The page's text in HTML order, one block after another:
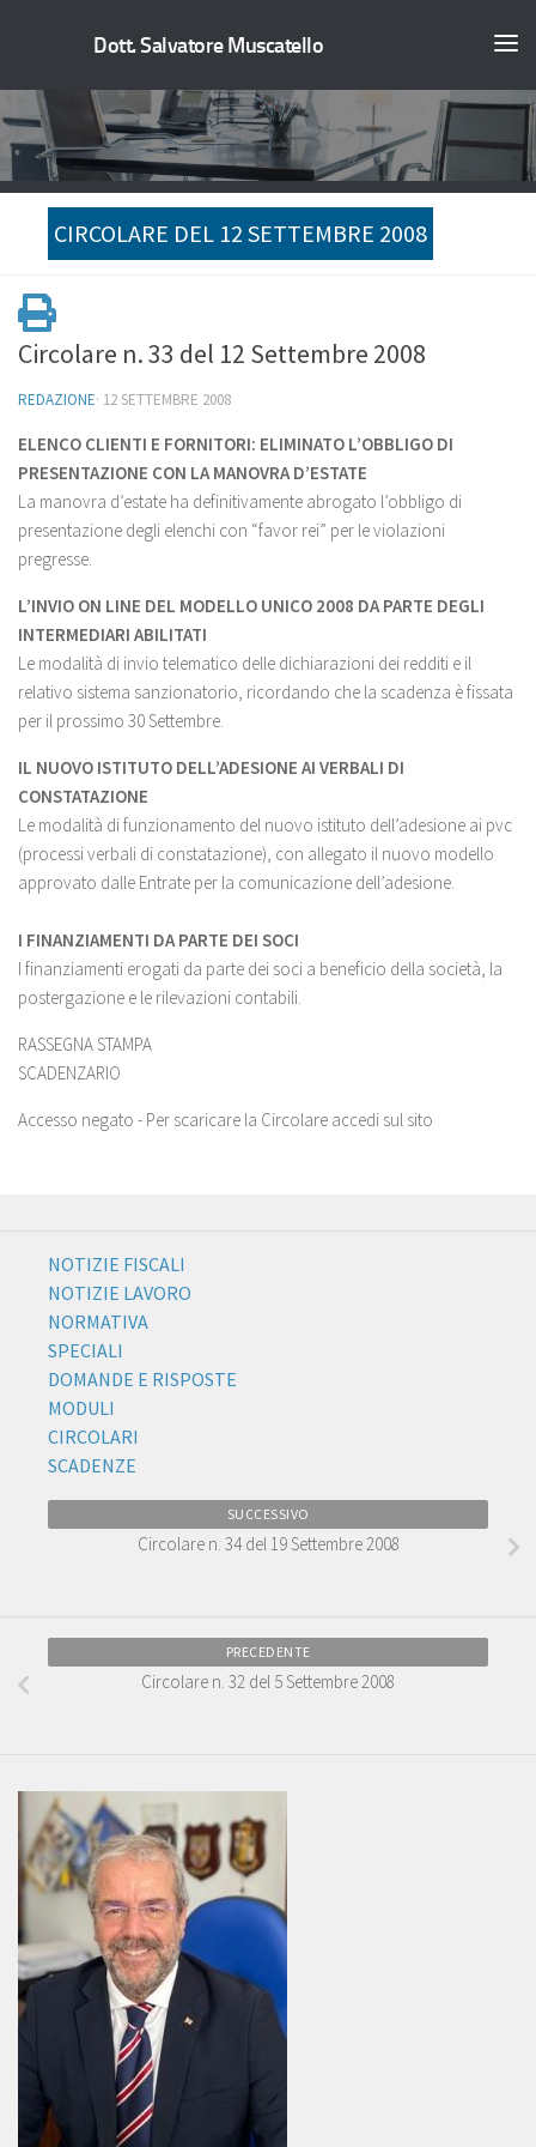
Dott. Salvatore Muscatello
CIRCOLARE DEL 12 SETTEMBRE 2008
Circolare n. 33 del 12 Settembre 2008
REDAZIONE· 12 SETTEMBRE 2008
ELENCO CLIENTI E FORNITORI: ELIMINATO L’OBBLIGO DI
PRESENTAZIONE CON LA MANOVRA D’ESTATE
La manovra d’estate ha definitivamente abrogato l’obbligo di
presentazione degli elenchi con “favor rei” per le violazioni
pregresse.
L’INVIO ON LINE DEL MODELLO UNICO 2008 DA PARTE DEGLI
INTERMEDIARI ABILITATI
Le modalità di invio telematico delle dichiarazioni dei redditi e il
relativo sistema sanzionatorio, ricordando che la scadenza è fissata
per il prossimo 30 Settembre.
IL NUOVO ISTITUTO DELL’ADESIONE AI VERBALI DI
CONSTATAZIONE
Le modalità di funzionamento del nuovo istituto dell’adesione ai pvc
(processi verbali di constatazione), con allegato il nuovo modello
approvato dalle Entrate per la comunicazione dell’adesione.
I FINANZIAMENTI DA PARTE DEI SOCI
I finanziamenti erogati da parte dei soci a beneficio della società, la
postergazione e le rilevazioni contabili.
RASSEGNA STAMPA
SCADENZARIO
Accesso negato - Per scaricare la Circolare accedi sul sito
NOTIZIE FISCALI
NOTIZIE LAVORO
NORMATIVA
SPECIALI
DOMANDE E RISPOSTE
MODULI
CIRCOLARI
SCADENZE
SUCCESSIVO
Circolare n. 34 del 19 Settembre 2008
PRECEDENTE
Circolare n. 32 del 5 Settembre 2008